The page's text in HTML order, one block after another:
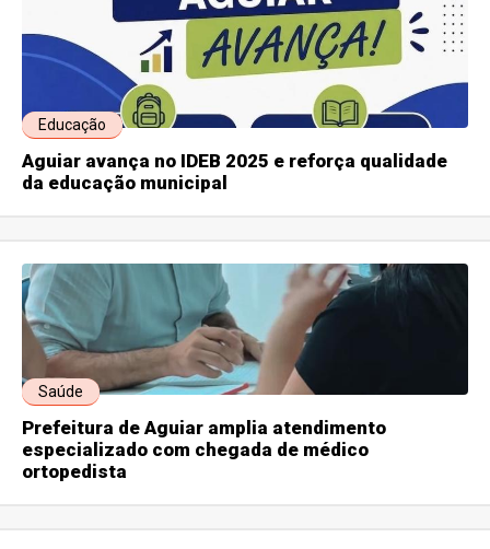
Educação
Aguiar avança no IDEB 2025 e reforça qualidade
da educação municipal
Saúde
Prefeitura de Aguiar amplia atendimento
especializado com chegada de médico
ortopedista